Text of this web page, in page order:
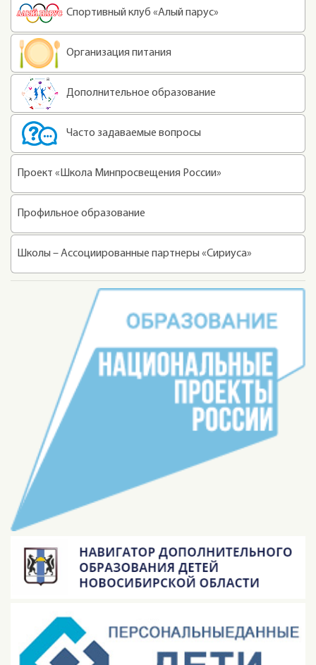
Спортивный клуб «Алый парус»
Организация питания
Дополнительное образование
Часто задаваемые вопросы
Проект «Школа Минпросвещения России»
Профильное образование
Школы – Ассоциированные партнеры «Сириуса»